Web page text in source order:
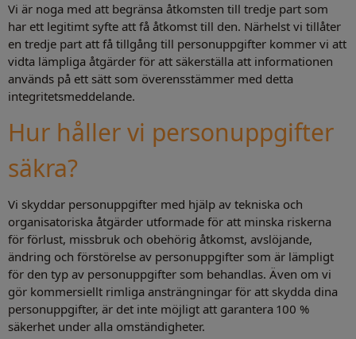
Vi är noga med att begränsa åtkomsten till tredje part som
har ett legitimt syfte att få åtkomst till den. Närhelst vi tillåter
en tredje part att få tillgång till personuppgifter kommer vi att
vidta lämpliga åtgärder för att säkerställa att informationen
används på ett sätt som överensstämmer med detta
integritetsmeddelande.
Hur håller vi personuppgifter
säkra?
Vi skyddar personuppgifter med hjälp av tekniska och
organisatoriska åtgärder utformade för att minska riskerna
för förlust, missbruk och obehörig åtkomst, avslöjande,
ändring och förstörelse av personuppgifter som är lämpligt
för den typ av personuppgifter som behandlas. Även om vi
gör kommersiellt rimliga ansträngningar för att skydda dina
personuppgifter, är det inte möjligt att garantera 100 %
säkerhet under alla omständigheter.